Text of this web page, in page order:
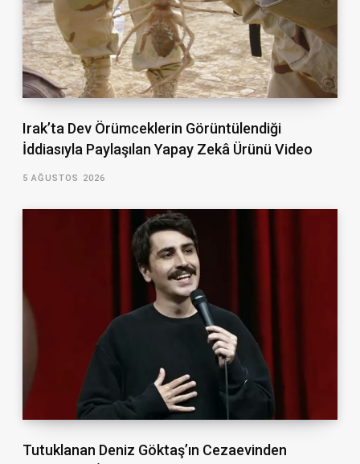
Irak’ta Dev Örümceklerin Görüntülendiği
İddiasıyla Paylaşılan Yapay Zekâ Ürünü Video
5 AĞUSTOS 2026
Tutuklanan Deniz Göktaş’ın Cezaevinden